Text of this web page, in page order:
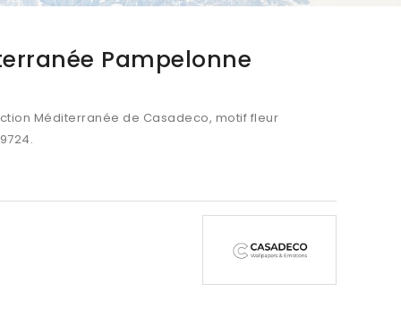
Pampelonne
Méditerranée de Casadeco, motif fleur